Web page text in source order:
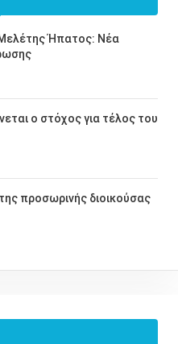
Μελέτης Ήπατος: Νέα
ο στόχος για τέλος του
προσωρινής διοικούσας